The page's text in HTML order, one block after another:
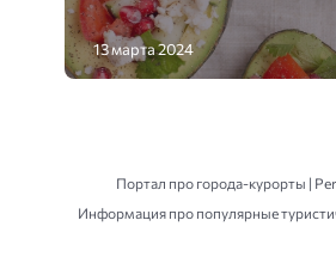
13 марта 2024
Портал про города-курорты |
Информация про популярные